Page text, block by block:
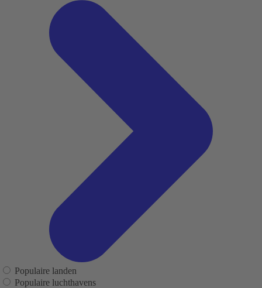
Populaire landen
Populaire luchthavens